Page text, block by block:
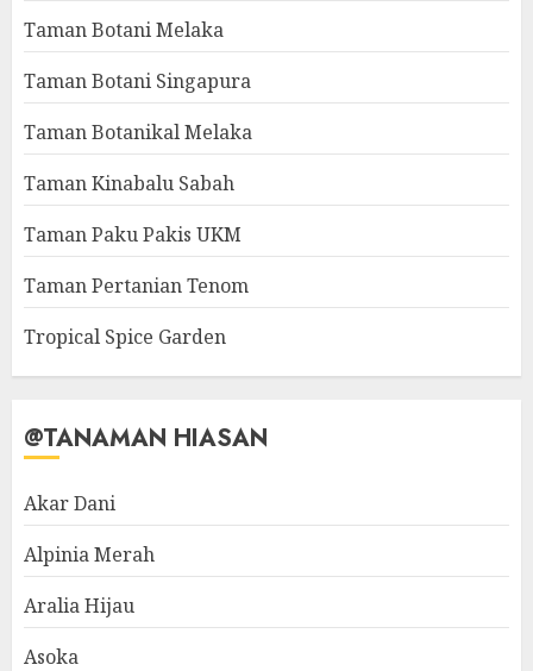
Taman Botani Melaka
Taman Botani Singapura
Taman Botanikal Melaka
Taman Kinabalu Sabah
Taman Paku Pakis UKM
Taman Pertanian Tenom
Tropical Spice Garden
@TANAMAN HIASAN
Akar Dani
Alpinia Merah
Aralia Hijau
Asoka